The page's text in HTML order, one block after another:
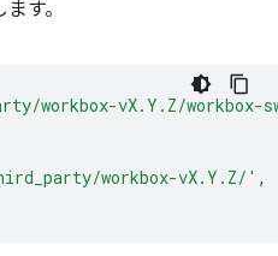
す。
workbox-vX.Y.Z/workbox-
workbox-vX.Y.Z/' ,